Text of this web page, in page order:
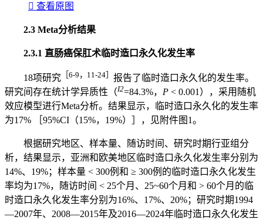
 查看原图
2.3 Meta分析结果
2.3.1 直肠癌保肛术临时造口永久化发生率
18项研究 ［6-9，11-24］ 报告了临时造口永久化的发生率。
研究间存在统计学异质性（I2=84.3%， P < 0.001），采用随机
效应模型进行Meta分析。结果显示，临时造口永久化的发生率
为17% ［95%CI（15%，19%）］，见附件图1。
根据研究地区、样本量、随访时间、研究时期行亚组分
析，结果显示，亚洲和欧美地区临时造口永久化发生率分别为
14%、19%；样本量 < 300例和 ≥ 300例的临时造口永久化发生
率均为17%，随访时间 < 25个月、25~60个月和 > 60个月的临
时造口永久化发生率分别为16%、17%、20%；研究时期1994
—2007年、2008—2015年及2016—2024年临时造口永久化发生